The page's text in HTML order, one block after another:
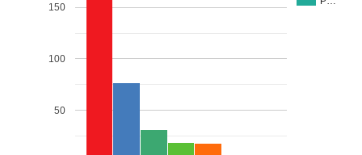
50
100
150